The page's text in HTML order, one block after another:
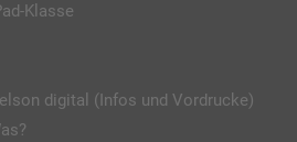
Klasse
digital (Infos und Vordrucke)